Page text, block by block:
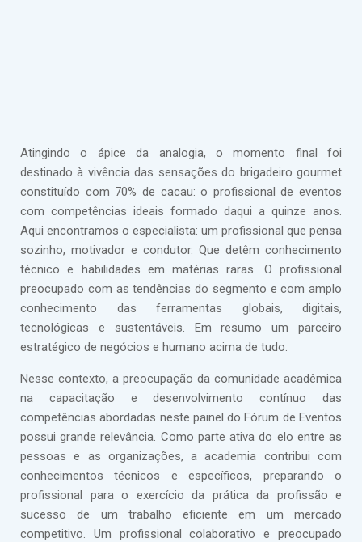
Atingindo o ápice da analogia, o momento final foi
destinado à vivência das sensações do brigadeiro gourmet
constituído com 70% de cacau: o profissional de eventos
com competências ideais formado daqui a quinze anos.
Aqui encontramos o especialista: um profissional que pensa
sozinho, motivador e condutor. Que detêm conhecimento
técnico e habilidades em matérias raras. O profissional
preocupado com as tendências do segmento e com amplo
conhecimento das ferramentas globais, digitais,
tecnológicas e sustentáveis. Em resumo um parceiro
estratégico de negócios e humano acima de tudo.
Nesse contexto, a preocupação da comunidade acadêmica
na capacitação e desenvolvimento contínuo das
competências abordadas neste painel do Fórum de Eventos
possui grande relevância. Como parte ativa do elo entre as
pessoas e as organizações, a academia contribui com
conhecimentos técnicos e específicos, preparando o
profissional para o exercício da prática da profissão e
sucesso de um trabalho eficiente em um mercado
competitivo. Um profissional colaborativo e preocupado